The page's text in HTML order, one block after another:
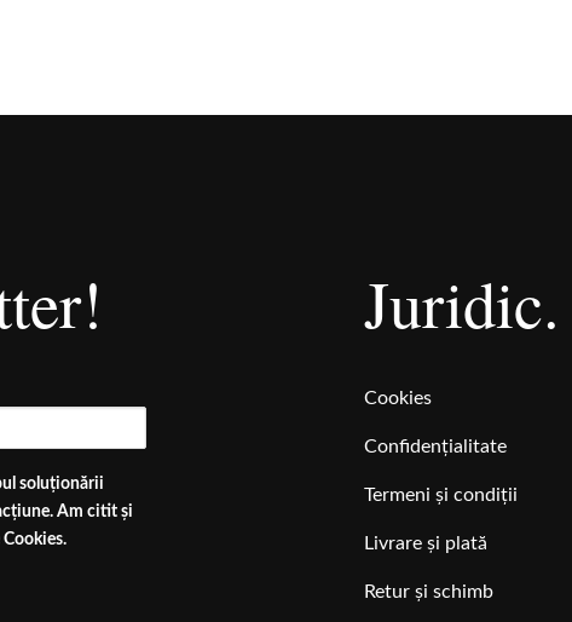
soluționării
Am citit și
Cookies.
Juridic.
Cookies
Confidențialitate
Termeni și condiții
Livrare și plată
Retur și schimb